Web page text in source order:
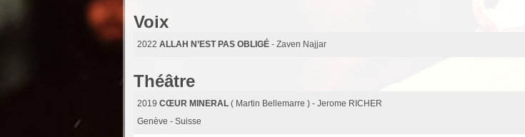
Voix
2022 ALLAH N’EST PAS OBLIGÉ - Zaven Najjar
Théâtre
2019 CŒUR MINERAL ( Martin Bellemarre ) - Jerome RICHER
Genève - Suisse